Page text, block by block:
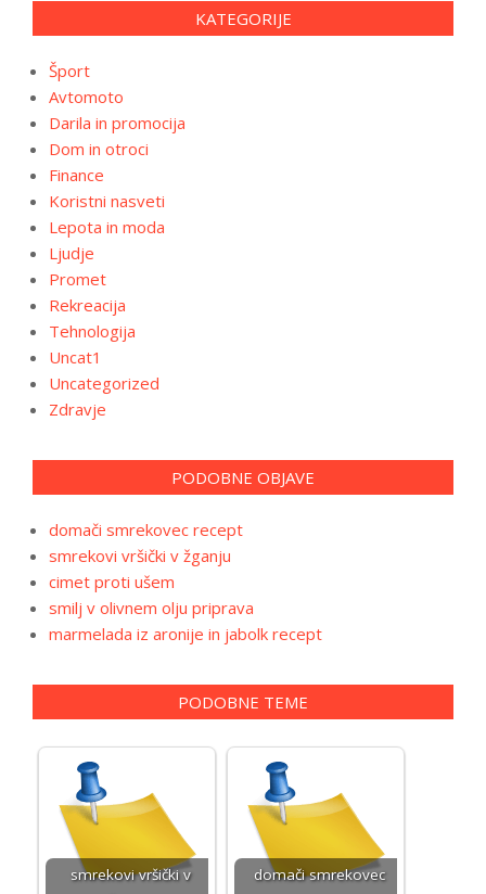
KATEGORIJE
Šport
Avtomoto
Darila in promocija
Dom in otroci
Finance
Koristni nasveti
Lepota in moda
Ljudje
Promet
Rekreacija
Tehnologija
Uncat1
Uncategorized
Zdravje
PODOBNE OBJAVE
domači smrekovec recept
smrekovi vršički v žganju
cimet proti ušem
smilj v olivnem olju priprava
marmelada iz aronije in jabolk recept
PODOBNE TEME
smrekovi vršički v
domači smrekovec